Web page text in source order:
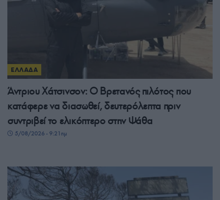
ΕΛΛΑΔΑ
Άντριου Χάτσινσον: Ο Βρετανός πιλότος που
κατάφερε να διασωθεί, δευτερόλεπτα πριν
συντριβεί το ελικόπτερο στην Ψάθα
5/08/2026 - 9:21πμ